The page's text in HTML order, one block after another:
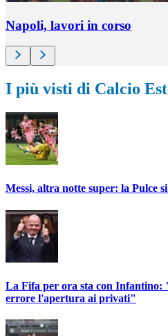
Napoli, lavori in corso
I più visti di Calcio
Messi, altra notte super: la Pulce
La Fifa per ora sta con Infantino:
errore l'apertura ai privati"